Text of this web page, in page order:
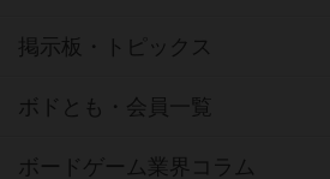
掲示板・トピックス
ボドとも・会員一覧
ボードゲーム業界コラム